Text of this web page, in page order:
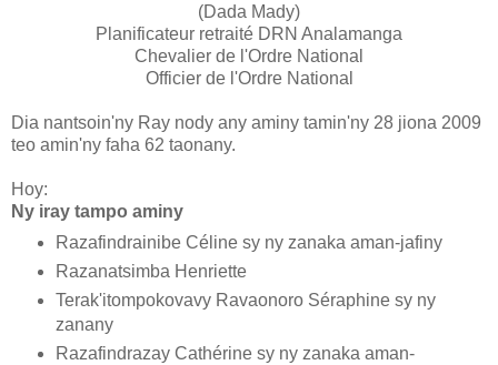
(Dada Mady)
Planificateur retraité DRN Analamanga
Chevalier de l'Ordre National
Officier de l'Ordre National
Dia nantsoin'ny Ray nody any aminy tamin'ny 28 jiona 2009
teo amin'ny faha 62 taonany.
Hoy:
Ny iray tampo aminy
Razafindrainibe Céline sy ny zanaka aman-jafiny
Razanatsimba Henriette
Terak'itompokovavy Ravaonoro Séraphine sy ny
zanany
Razafindrazay Cathérine sy ny zanaka aman-